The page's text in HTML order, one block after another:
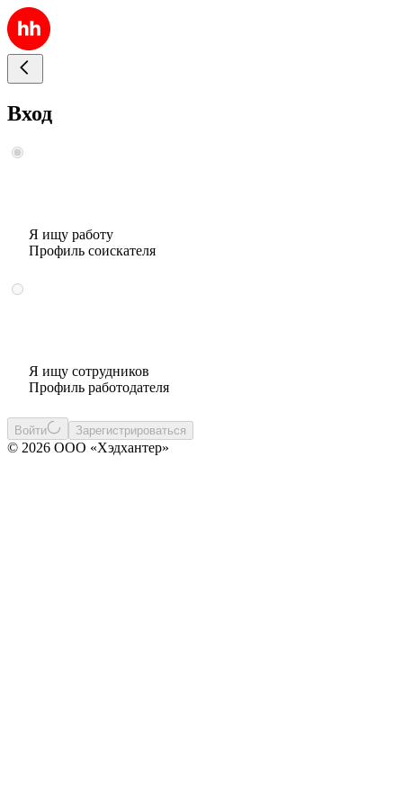
Вход
Я ищу работу
Профиль соискателя
Я ищу сотрудников
Профиль работодателя
Войти Зарегистрироваться
© 2026 ООО «Хэдхантер»